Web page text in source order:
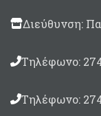
Διεύθυνση:
Τηλέφωνο:
Τηλέφωνο: